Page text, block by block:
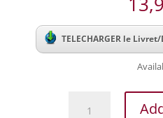
TELECHARGER le